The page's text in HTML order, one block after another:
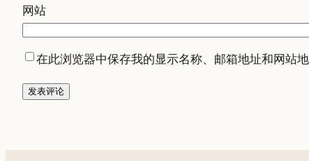
网站
在此浏览器中保存我的显示名称、邮箱地址和网站